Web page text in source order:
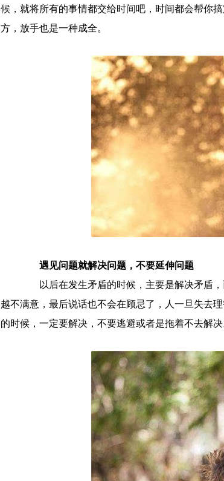
候，就将所有的事情都交给时间吧，时间都会帮你
方，放手也是一种成全。
遇见问题就解决问题，不要延伸问题
以后在发生矛盾的时候，主要是解决矛盾，
越不满意，最后说话也不会在顾忌了，人一旦失去
的时候，一定要解决，不要逃避或者是拖着不去解决